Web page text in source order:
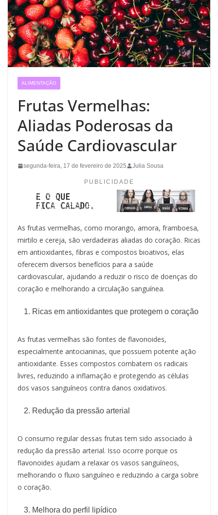
ALIMENTAÇÃO
Frutas Vermelhas:
Aliadas Poderosas da
Saúde Cardiovascular
segunda-feira, 17 de fevereiro de 2025 Julia Sousa
PUBLICIDADE
As frutas vermelhas, como morango, amora, framboesa,
mirtilo e cereja, são verdadeiras aliadas do coração. Ricas
em antioxidantes, fibras e compostos bioativos, elas
oferecem diversos benefícios para a saúde
cardiovascular, ajudando a reduzir o risco de doenças do
coração e melhorando a circulação sanguínea.
Ricas em antioxidantes que protegem o coração
As frutas vermelhas são fontes de flavonoides,
especialmente antocianinas, que possuem potente ação
antioxidante. Esses compostos combatem os radicais
livres, reduzindo a inflamação e protegendo as células
dos vasos sanguíneos contra danos oxidativos.
Redução da pressão arterial
O consumo regular dessas frutas tem sido associado à
redução da pressão arterial. Isso ocorre porque os
flavonoides ajudam a relaxar os vasos sanguíneos,
melhorando o fluxo sanguíneo e reduzindo a carga sobre
o coração.
Melhora do perfil lipídico